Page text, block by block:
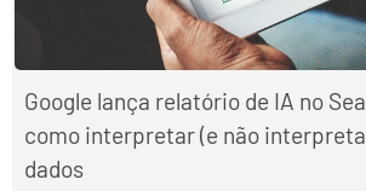
Google lança relatório de IA no
como interpretar (e não
dados